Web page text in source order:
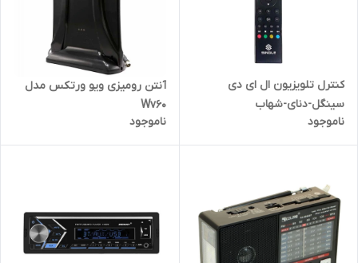
کنترل تلویزیون ال ای دی
سینگل-دنای-شهاب
ناموجود
آنتن رومیزی ویو ورتکس مدل
Wv60
ناموجود